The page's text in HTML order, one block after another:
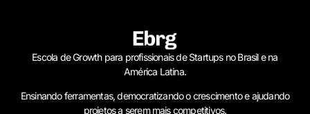
Escola de Growth para profissionais de Startups no Brasil e na
América Latina.
Ensinando ferramentas, democratizando o crescimento e ajudando
projetos a serem mais competitivos.